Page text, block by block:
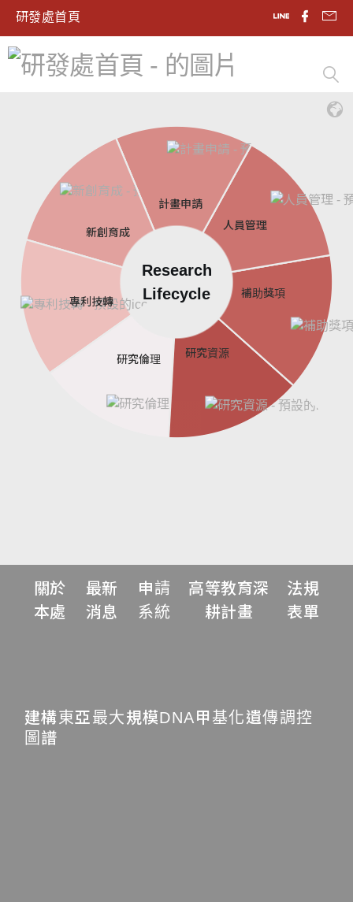
研發處首頁
計畫申請
人員管理
補助獎項
研究資源
研究倫理
專利技轉
新創育成
Research
Lifecycle
關於
本處
最新
消息
申請
系統
高等教育深
耕計畫
法規
表單
建構東亞最大規模DNA甲基化遺傳調控
圖譜